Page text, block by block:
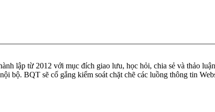
lập từ 2012 với mục đích giao lưu, học hỏi, chia sẻ và thảo
bộ. BQT sẽ cố gắng kiểm soát chặt chẽ các luồng thông tin